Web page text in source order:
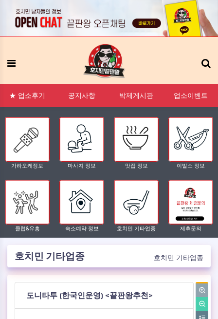
메뉴
★ 업소후기 공지사항 박제게시판 업소이벤트
가라오케정보 마사지 정보 맛집 정보 이발소 정보
클럽&유흥 숙소예약 정보 호치민 기타업종 제휴문의
호치민 기타업종 호치민 기타업종
도니타투 (한국인운영) <끝판왕추천>
작성자
댓글
작성일
문의 태그모음 신고모음